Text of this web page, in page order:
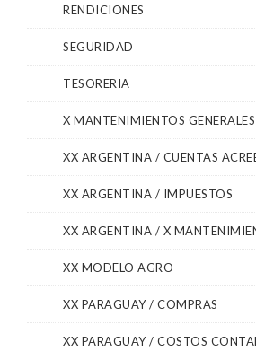
RENDICIONES
SEGURIDAD
TESORERIA
X MANTENIMIENTOS GENERALES
XX ARGENTINA / CUENTAS
XX ARGENTINA / IMPUESTOS
XX ARGENTINA / X
XX MODELO AGRO
XX PARAGUAY / COMPRAS
XX PARAGUAY / COSTOS